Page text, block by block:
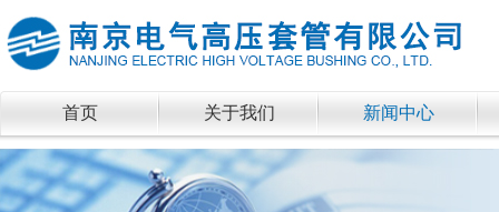
首页 关于我们 新闻中心